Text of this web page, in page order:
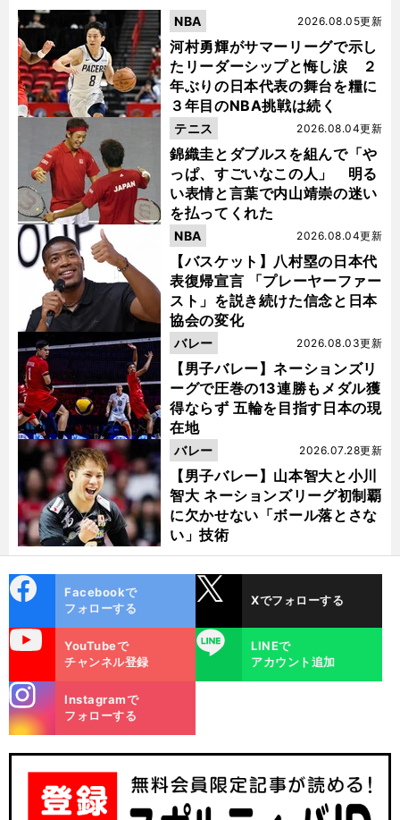
河村勇輝がサマーリーグで示し
たリーダーシップと悔し涙 ２
年ぶりの日本代表の舞台を糧に
３年目のNBA挑戦は続く
2026.08.05更新
NBA
錦織圭とダブルスを組んで「や
っぱ、すごいなこの人」 明る
い表情と言葉で内山靖崇の迷い
を払ってくれた
2026.08.04更新
テニス
【バスケット】八村塁の日本代
表復帰宣言 「プレーヤーファー
スト」を説き続けた信念と日本
協会の変化
2026.08.04更新
NBA
【男子バレー】ネーションズリ
ーグで圧巻の13連勝もメダル獲
得ならず 五輪を目指す日本の現
在地
2026.08.03更新
バレー
【男子バレー】山本智大と小川
智大 ネーションズリーグ初制覇
に欠かせない「ボール落とさな
い」技術
2026.07.28更新
バレー
ok
Facebookで
フォローする
Xでフォローする
YouTubeで
チャンネル登録
LINE
LINEで
アカウント追加
m
Instagramで
フォローする